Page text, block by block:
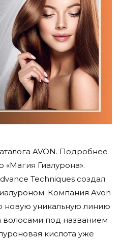
AVON. Подробнее
Гиалурона».
Techniques создал
Компания Avon
новую уникальную линию
волосами под названием
кислота уже